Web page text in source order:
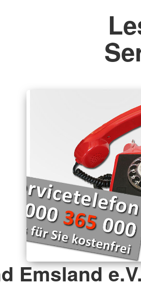
Emsland